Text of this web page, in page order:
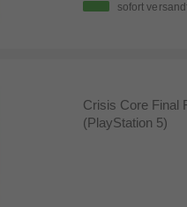
sofort
Crisis Core Final
(PlayStation 5)